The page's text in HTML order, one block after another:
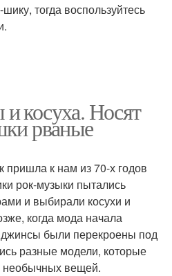
тогда воспользуйтесь
косуха. Носят
рваные
к нам из 70-х годов
рок-музыки пытались
и выбирали косухи и
когда мода начала
были перекроены под
разные модели, которые
вещей.